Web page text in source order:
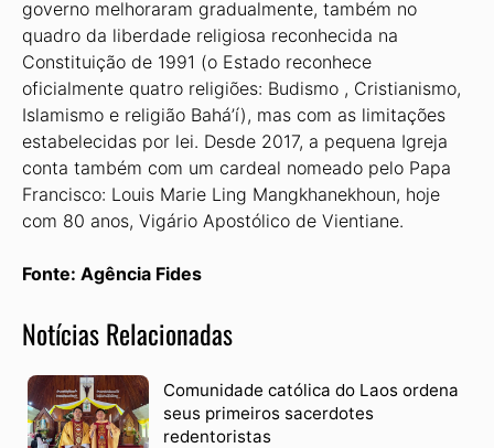
governo melhoraram gradualmente, também no
quadro da liberdade religiosa reconhecida na
Constituição de 1991 (o Estado reconhece
oficialmente quatro religiões: Budismo , Cristianismo,
Islamismo e religião Bahá’í), mas com as limitações
estabelecidas por lei. Desde 2017, a pequena Igreja
conta também com um cardeal nomeado pelo Papa
Francisco: Louis Marie Ling Mangkhanekhoun, hoje
com 80 anos, Vigário Apostólico de Vientiane.
Fonte: Agência Fides
Notícias Relacionadas
Comunidade católica do Laos ordena
seus primeiros sacerdotes
redentoristas